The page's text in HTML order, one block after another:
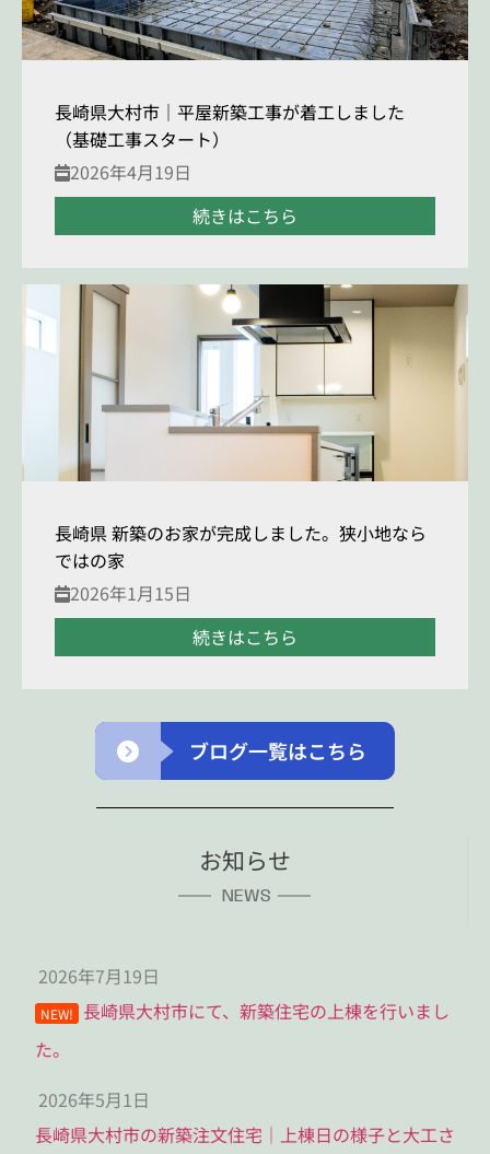
長崎県大村市｜平屋新築工事が着工しました
（基礎工事スタート）
2026年4月19日
続きはこちら
長崎県 新築のお家が完成しました。狭小地なら
ではの家
2026年1月15日
続きはこちら
ブログ一覧はこちら
お知らせ
NEWS
2026年7月19日
NEW!
長崎県大村市にて、新築住宅の上棟を行いまし
た。
2026年5月1日
長崎県大村市の新築注文住宅｜上棟日の様子と大工さ